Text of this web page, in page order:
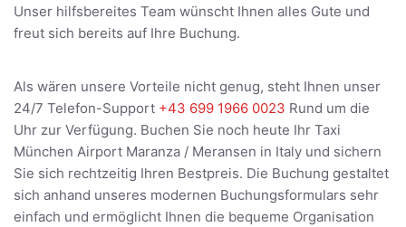
Unser hilfsbereites Team wünscht Ihnen alles Gute und
freut sich bereits auf Ihre Buchung.
Als wären unsere Vorteile nicht genug, steht Ihnen unser
24/7 Telefon-Support +43 699 1966 0023 Rund um die
Uhr zur Verfügung. Buchen Sie noch heute Ihr Taxi
München Airport Maranza / Meransen in Italy und sichern
Sie sich rechtzeitig Ihren Bestpreis. Die Buchung gestaltet
sich anhand unseres modernen Buchungsformulars sehr
einfach und ermöglicht Ihnen die bequeme Organisation